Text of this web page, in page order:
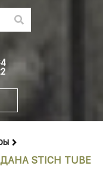
STICH TUBE